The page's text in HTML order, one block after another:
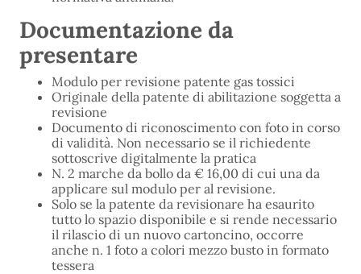
Documentazione da
presentare
Modulo per revisione patente gas tossici
Originale della patente di abilitazione soggetta a
revisione
Documento di riconoscimento con foto in corso
di validità. Non necessario se il richiedente
sottoscrive digitalmente la pratica
N. 2 marche da bollo da € 16,00 di cui una da
applicare sul modulo per al revisione.
Solo se la patente da revisionare ha esaurito
tutto lo spazio disponibile e si rende necessario
il rilascio di un nuovo cartoncino, occorre
anche n. 1 foto a colori mezzo busto in formato
tessera